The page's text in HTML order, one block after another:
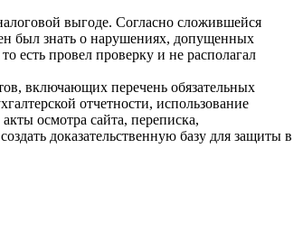
выгоде. Согласно сложившейся
был знать о нарушениях, допущенных
есть провел проверку и не располагал
включающих перечень обязательных
отчетности, использование
осмотра сайта, переписка,
доказательственную базу для защиты в